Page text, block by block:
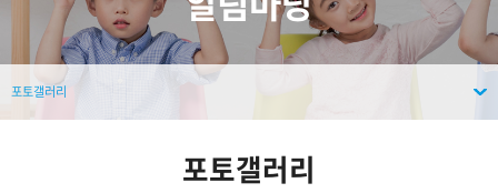
포토갤러리
포토갤러리